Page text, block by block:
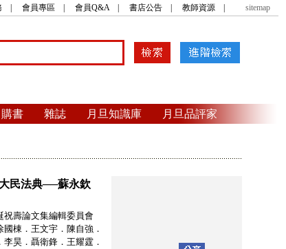
會員專區 會員Q&A| 書店公告 教師資源 sitemap
購書 雜誌 月旦知識庫 月旦品評家
民法典──蘇永欽
祝壽論文集編輯委員會
棟．王文宇．陳自強．
昊．聶衛鋒．王耀霆．